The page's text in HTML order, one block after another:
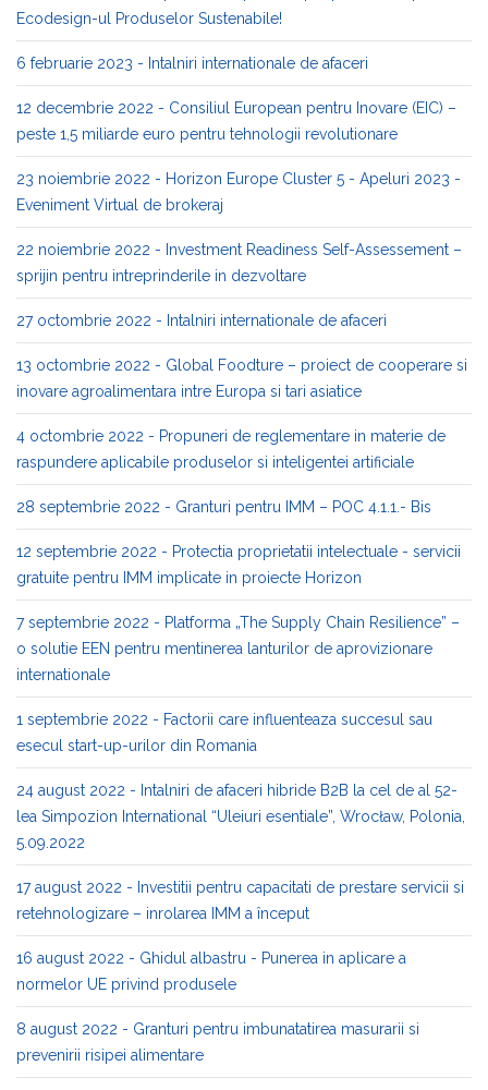
Ecodesign-ul Produselor Sustenabile!
6 februarie 2023 - Intalniri internationale de afaceri
12 decembrie 2022 - Consiliul European pentru Inovare (EIC) –
peste 1,5 miliarde euro pentru tehnologii revolutionare
23 noiembrie 2022 - Horizon Europe Cluster 5 - Apeluri 2023 -
Eveniment Virtual de brokeraj
22 noiembrie 2022 - Investment Readiness Self-Assessement –
sprijin pentru intreprinderile in dezvoltare
27 octombrie 2022 - Intalniri internationale de afaceri
13 octombrie 2022 - Global Foodture – proiect de cooperare si
inovare agroalimentara intre Europa si tari asiatice
4 octombrie 2022 - Propuneri de reglementare in materie de
raspundere aplicabile produselor si inteligentei artificiale
28 septembrie 2022 - Granturi pentru IMM – POC 4.1.1.- Bis
12 septembrie 2022 - Protectia proprietatii intelectuale - servicii
gratuite pentru IMM implicate in proiecte Horizon
7 septembrie 2022 - Platforma „The Supply Chain Resilience” –
o solutie EEN pentru mentinerea lanturilor de aprovizionare
internationale
1 septembrie 2022 - Factorii care influenteaza succesul sau
esecul start-up-urilor din Romania
24 august 2022 - Intalniri de afaceri hibride B2B la cel de al 52-
lea Simpozion International “Uleiuri esentiale”, Wrocław, Polonia,
5.09.2022
17 august 2022 - Investitii pentru capacitati de prestare servicii si
retehnologizare – inrolarea IMM a început
16 august 2022 - Ghidul albastru - Punerea in aplicare a
normelor UE privind produsele
8 august 2022 - Granturi pentru imbunatatirea masurarii si
prevenirii risipei alimentare